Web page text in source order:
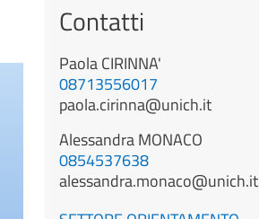
Contatti
PaolaCIRINNA'
08713556017
paola.cirinna@unich.it
AlessandraMONACO
0854537638
alessandra.monaco@unich.it